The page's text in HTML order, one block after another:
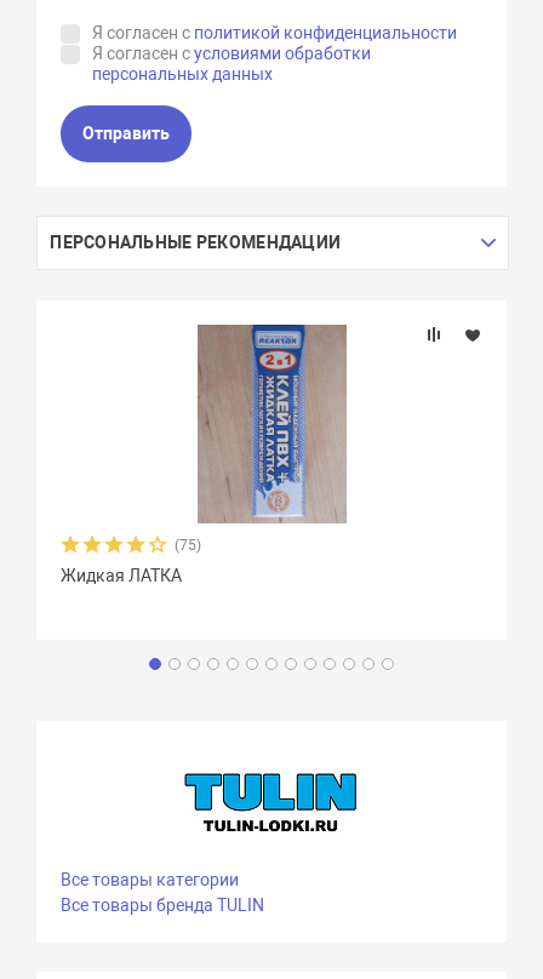
Я согласен с политикой конфиденциальности
Я согласен сусловиями обработки
персональных данных
Отправить
ПЕРСОНАЛЬНЫЕ РЕКОМЕНДАЦИИ
(75)
Жидкая ЛАТКА
Все товары категории
Все товары бренда TULIN